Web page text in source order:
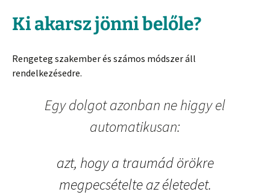
Ki akarsz jönni belőle?
Rengeteg szakember és számos módszer áll
rendelkezésedre.
Egy dolgot azonban ne higgy el
automatikusan:
azt, hogy a traumád örökre
megpecsételte az életedet.